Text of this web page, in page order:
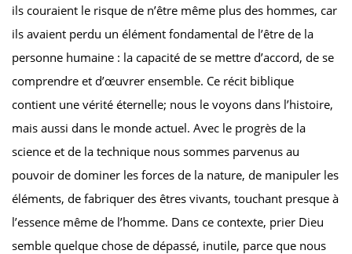
ils couraient le risque de n’être même plus des hommes, car
ils avaient perdu un élément fondamental de l’être de la
personne humaine : la capacité de se mettre d’accord, de se
comprendre et d’œuvrer ensemble. Ce récit biblique
contient une vérité éternelle; nous le voyons dans l’histoire,
mais aussi dans le monde actuel. Avec le progrès de la
science et de la technique nous sommes parvenus au
pouvoir de dominer les forces de la nature, de manipuler les
éléments, de fabriquer des êtres vivants, touchant presque à
l’essence même de l’homme. Dans ce contexte, prier Dieu
semble quelque chose de dépassé, inutile, parce que nous